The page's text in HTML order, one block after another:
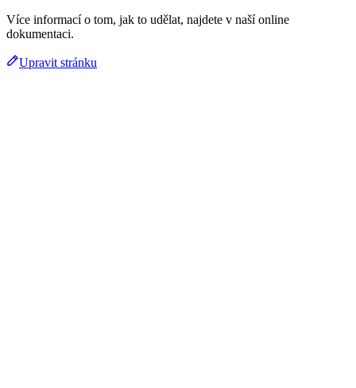
Více informací o tom, jak to udělat, najdete v naší online
dokumentaci.
Upravit stránku